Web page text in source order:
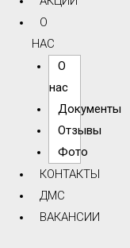
О
НАС
О
нас
Документы
Отзывы
Фото
КОНТАКТЫ
ДМС
ВАКАНСИИ